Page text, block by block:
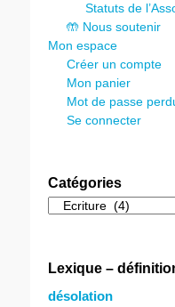
Statuts de
🤲 Nous soutenir
Mon espace
Créer un compte
Mon panier
Mot de passe
Se connecter
Catégories
Catégories
Lexique –
désolation